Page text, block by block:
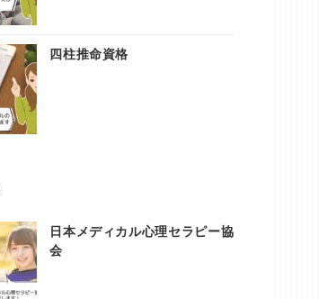
四柱推命資格
日本メディカル心理セラピー協
会